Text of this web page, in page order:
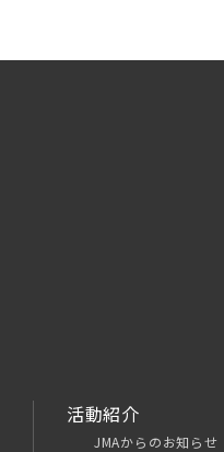
活動紹介
JMAからのお知らせ